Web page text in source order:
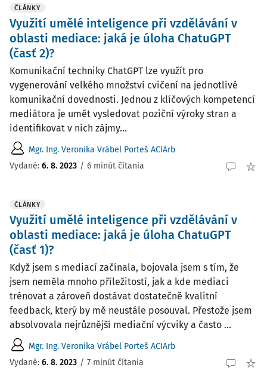
ČLÁNKY
Využití umělé inteligence při vzdělávání v
oblasti mediace: jaká je úloha ChatuGPT
(časť 2)?
Komunikační techniky ChatGPT lze využít pro
vygenerování velkého množství cvičení na jednotlivé
komunikační dovednosti. Jednou z klíčových kompetencí
mediátora je umět vysledovat poziční výroky stran a
identifikovat v nich zájmy...
Mgr. Ing. Veronika Vrábel Porteš ACIArb
Vydané: 6. 8. 2023 / 6 minút čítania
ČLÁNKY
Využití umělé inteligence při vzdělávání v
oblasti mediace: jaká je úloha ChatuGPT
(časť 1)?
Když jsem s mediací začínala, bojovala jsem s tím, že
jsem neměla mnoho příležitostí, jak a kde mediaci
trénovat a zároveň dostávat dostatečně kvalitní
feedback, který by mě neustále posouval. Přestože jsem
absolvovala nejrůznější mediační výcviky a často ...
Mgr. Ing. Veronika Vrábel Porteš ACIArb
Vydané: 6. 8. 2023 / 7 minút čítania